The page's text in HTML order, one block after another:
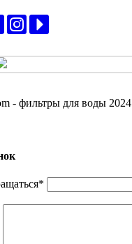
- фильтры для воды 2024
*